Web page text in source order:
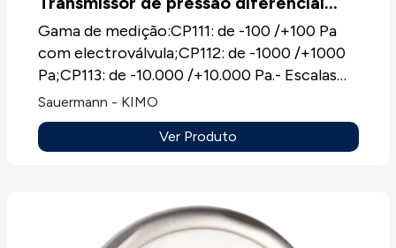
CP111-CP112-CP113
Gama de medição:CP111: de -100 /+100 Pa
com electroválvula;CP112: de -1000 /+1000
Pa;CP113: de -10.000 /+10.000 Pa.- Escalas
intermédias ou com zero central
configurável.- Fornecido com ou sem
mostrador LCD de 10 dígitos.- Montagem
Configuráveis por switchs ou por software
(LCC-S).- Auto-calibração permanente por
Sauermann - KIMO
Ver Produto